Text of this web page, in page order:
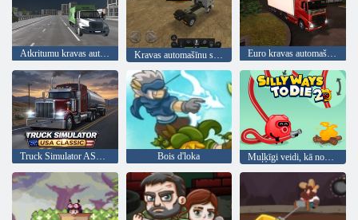
Atkritumu kravas automašīnas braukšanas simulators Kravas automašīnu simulators: Eiropa Euro kravas automašīnas vadītājs
Truck Simulator ASV: klasisks Bois d'loka Muļķīgi veidi, kā nomirt 2